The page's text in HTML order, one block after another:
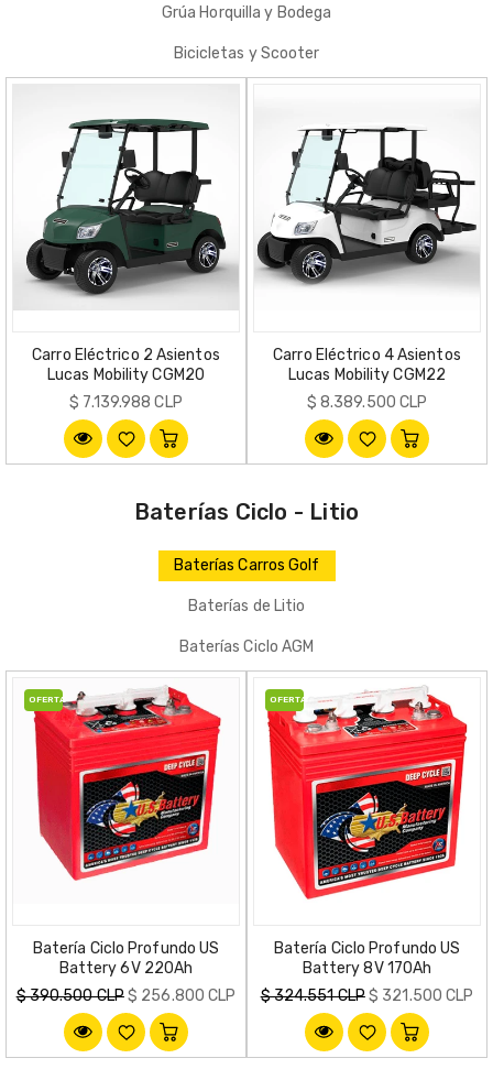
Grúa Horquilla y Bodega
Bicicletas y Scooter
Carro Eléctrico 2 Asientos
Lucas Mobility CGM20
Precio
habitual
$ 7.139.988 CLP
Carro Eléctrico 4 Asientos
Lucas Mobility CGM22
Precio
habitual
$ 8.389.500 CLP
Baterías Ciclo - Litio
Baterías Carros Golf
Baterías de Litio
Baterías Ciclo AGM
OFERTA
Batería Ciclo Profundo US
Battery 6V 220Ah
Precio
habitual
$ 390.500 CLP$ 256.800 CLP
OFERTA
Batería Ciclo Profundo US
Battery 8V 170Ah
Precio
habitual
$ 324.551 CLP$ 321.500 CLP